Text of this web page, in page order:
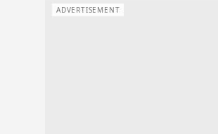
ADVERTISEMENT